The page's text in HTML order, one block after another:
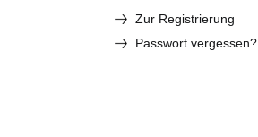
Zur Registrierung
Passwort vergessen?